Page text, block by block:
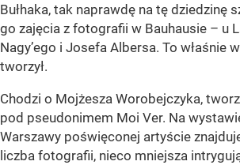
Bułhaka, tak naprawdę na tę dziedzinę
go zajęcia z fotografii w Bauhausie – u
Nagy’ego i Josefa Albersa. To właśnie
tworzył.
Chodzi o Mojżesza Worobejczyka,
pod pseudonimem Moi Ver. Na
Warszawy poświęconej artyście
liczba fotografii, nieco mniejsza